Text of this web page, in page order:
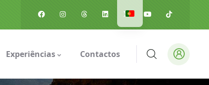
Experiências Contactos